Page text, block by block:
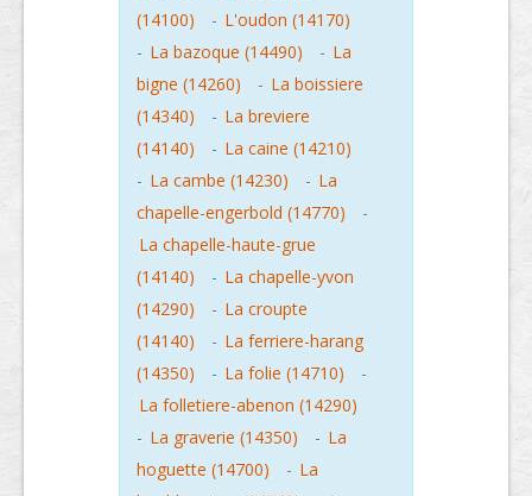
(14100)
- L'oudon (14170)
- La bazoque (14490) - La
bigne (14260)
- La boissiere
(14340)
- La breviere
(14140)
- La caine (14210)
- La cambe (14230) - La
chapelle-engerbold (14770)
-
La chapelle-haute-grue
(14140)
- La chapelle-yvon
(14290)
- La croupte
(14140)
- La ferriere-harang
(14350)
- La folie (14710)
-
La folletiere-abenon (14290)
- La graverie (14350) - La
hoguette (14700)
- La